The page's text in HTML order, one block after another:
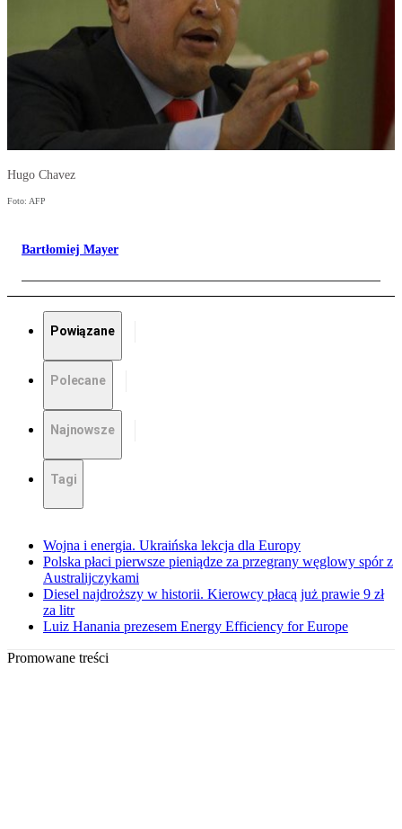
Hugo Chavez
Foto: AFP
Bartłomiej Mayer
Powiązane
Polecane
Najnowsze
Tagi
Wojna i energia. Ukraińska lekcja dla Europy
Polska płaci pierwsze pieniądze za przegrany węglowy spór z
Australijczykami
Diesel najdroższy w historii. Kierowcy płacą już prawie 9 zł
za litr
Luiz Hanania prezesem Energy Efficiency for Europe
Promowane treści